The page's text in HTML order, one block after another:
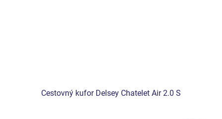
Cestovný kufor Delsey Chatelet Air 2.0 S